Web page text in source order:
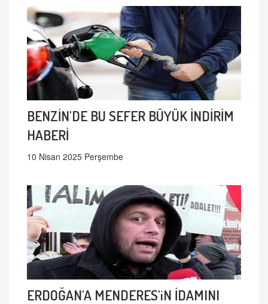
BENZİN'DE BU SEFER BÜYÜK İNDİRİM
HABERİ
10 Nisan 2025 Perşembe
ERDOĞAN'A MENDERES'iN İDAMINI